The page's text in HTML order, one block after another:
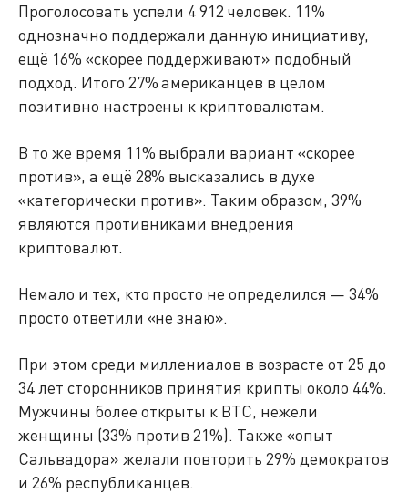
Проголосовать успели 4 912 человек. 11%
однозначно поддержали данную инициативу,
ещё 16% «скорее поддерживают» подобный
подход. Итого 27% американцев в целом
позитивно настроены к криптовалютам.
В то же время 11% выбрали вариант «скорее
против», а ещё 28% высказались в духе
«категорически против». Таким образом, 39%
являются противниками внедрения
криптовалют.
Немало и тех, кто просто не определился — 34%
просто ответили «не знаю».
При этом среди миллениалов в возрасте от 25 до
34 лет сторонников принятия крипты около 44%.
Мужчины более открыты к BTC, нежели
женщины (33% против 21%). Также «опыт
Сальвадора» желали повторить 29% демократов
и 26% республиканцев.